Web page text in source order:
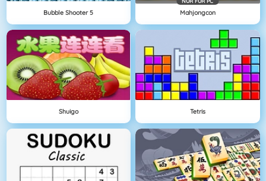
Bubble Shooter 5 Mahjongcon
Shuigo Tetris